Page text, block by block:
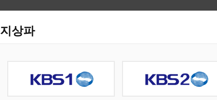
지상파